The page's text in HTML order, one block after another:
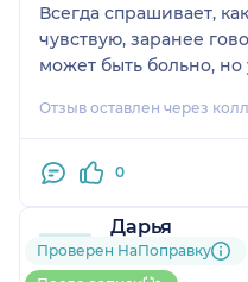
Всегда спрашивает,
чувствую, заранее
может быть больно, но
рука. Я очень
Отзыв оставлен через
0
Дарья
4 отзыва
Больше 20
Проверен НаПоправку